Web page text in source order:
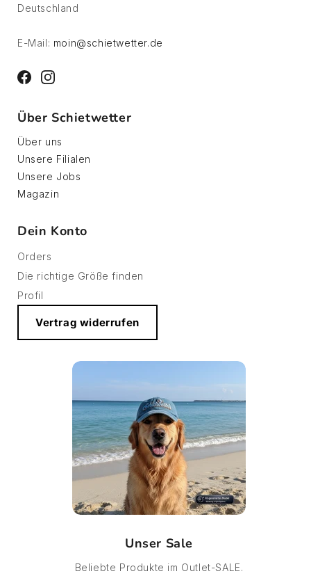
Deutschland
E-Mail: moin@schietwetter.de
FacebookInstagram
Über Schietwetter
Über uns
Unsere Filialen
Unsere Jobs
Magazin
Dein Konto
Orders
Die richtige Größe finden
Profil
Vertrag widerrufen
Unser Sale
Beliebte Produkte im Outlet-SALE.